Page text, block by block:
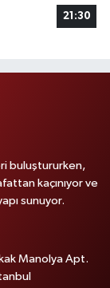
21:30
buluştururken,
kaçınıyor ve
sunuyor.
Manolya Apt.